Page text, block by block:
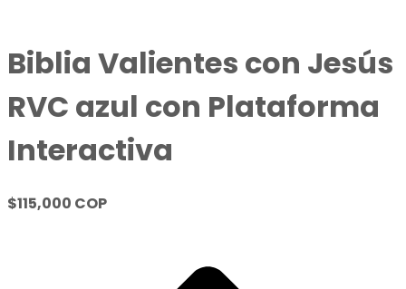
Biblia Valientes con Jesús
RVC azul con Plataforma
Interactiva
$115,000 COP